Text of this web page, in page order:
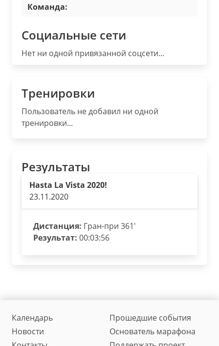
Команда:
Социальные сети
Нет ни одной привязанной соцсети...
Тренировки
Пользователь не добавил ни одной
тренировки...
Результаты
Hasta La Vista 2020!
23.11.2020
Дистанция: Гран-при 361'
Результат: 00:03:56
Календарь
Прошедшие события
Новости
Основатель марафона